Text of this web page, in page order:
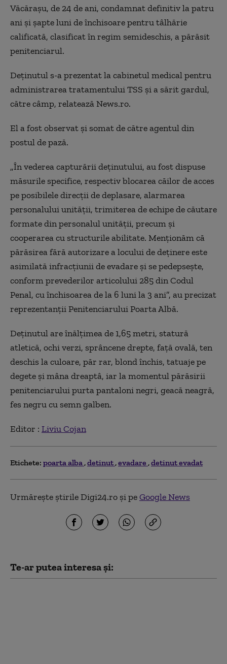
Văcăraşu, de 24 de ani, condamnat definitiv la patru
ani şi şapte luni de închisoare pentru tâlhărie
calificată, clasificat în regim semideschis, a părăsit
penitenciarul.
Deţinutul s-a prezentat la cabinetul medical pentru
administrarea tratamentului TSS şi a sărit gardul,
către câmp, relatează News.ro.
El a fost observat şi somat de către agentul din
postul de pază.
„În vederea capturării deţinutului, au fost dispuse
măsurile specifice, respectiv blocarea căilor de acces
pe posibilele direcţii de deplasare, alarmarea
personalului unităţii, trimiterea de echipe de căutare
formate din personalul unităţii, precum şi
cooperarea cu structurile abilitate. Menţionăm că
părăsirea fără autorizare a locului de deţinere este
asimilată infracţiunii de evadare şi se pedepseşte,
conform prevederilor articolului 285 din Codul
Penal, cu închisoarea de la 6 luni la 3 ani”, au precizat
reprezentanţii Penitenciarului Poarta Albă.
Deţinutul are înălţimea de 1,65 metri, statură
atletică, ochi verzi, sprâncene drepte, faţă ovală, ten
deschis la culoare, păr rar, blond închis, tatuaje pe
degete şi mâna dreaptâ, iar la momentul părăsirii
penitenciarului purta pantaloni negri, geacă neagră,
fes negru cu semn galben.
Editor : Liviu Cojan
Etichete: poarta alba detinut evadare detinut evadat
Urmărește știrile Digi24.ro și peGoogle News
Te-ar putea interesa și: